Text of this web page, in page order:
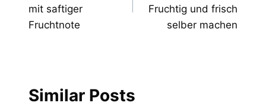
mit saftiger
Fruchtnote
Fruchtig und frisch
selber machen
Similar Posts